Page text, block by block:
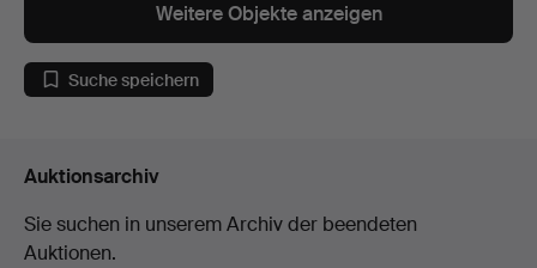
Weitere Objekte anzeigen
Suche speichern
Auktionsarchiv
Sie suchen in unserem Archiv der beendeten
Auktionen.